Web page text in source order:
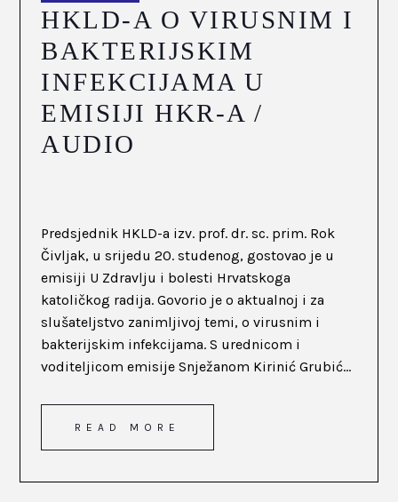
HKLD-A O VIRUSNIM I
BAKTERIJSKIM
INFEKCIJAMA U
EMISIJI HKR-A /
AUDIO
Predsjednik HKLD-a izv. prof. dr. sc. prim. Rok
Čivljak, u srijedu 20. studenog, gostovao je u
emisiji U Zdravlju i bolesti Hrvatskoga
katoličkog radija. Govorio je o aktualnoj i za
slušateljstvo zanimljivoj temi, o virusnim i
bakterijskim infekcijama. S urednicom i
voditeljicom emisije Snježanom Kirinić Grubić...
READ MORE